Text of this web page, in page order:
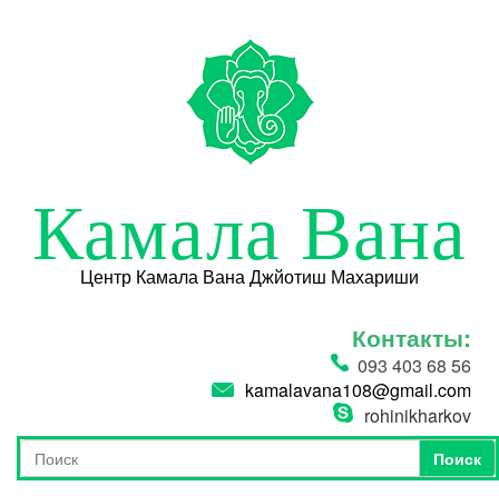
Камала Вана
Центр Камала Вана Джйотиш Махариши
Контакты:
093 403 68 56
kamalavana108@gmail.com
rohinikharkov
Форма поиска
Поиск